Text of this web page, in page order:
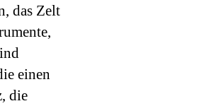
das Zelt
einen
die